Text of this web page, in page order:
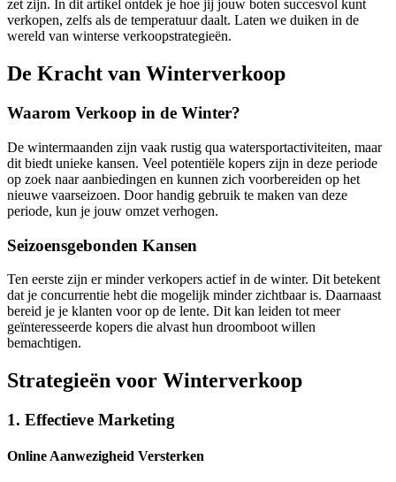
zet zijn. In dit artikel ontdek je hoe jij jouw boten succesvol kunt
verkopen, zelfs als de temperatuur daalt. Laten we duiken in de
wereld van winterse verkoopstrategieën.
De Kracht van Winterverkoop
Waarom Verkoop in de Winter?
De wintermaanden zijn vaak rustig qua watersportactiviteiten, maar
dit biedt unieke kansen. Veel potentiële kopers zijn in deze periode
op zoek naar aanbiedingen en kunnen zich voorbereiden op het
nieuwe vaarseizoen. Door handig gebruik te maken van deze
periode, kun je jouw omzet verhogen.
Seizoensgebonden Kansen
Ten eerste zijn er minder verkopers actief in de winter. Dit betekent
dat je concurrentie hebt die mogelijk minder zichtbaar is. Daarnaast
bereid je je klanten voor op de lente. Dit kan leiden tot meer
geïnteresseerde kopers die alvast hun droomboot willen
bemachtigen.
Strategieën voor Winterverkoop
1. Effectieve Marketing
Online Aanwezigheid Versterken